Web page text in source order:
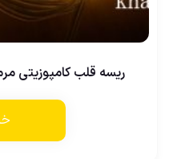
ریسه قلب کامپوزیتی